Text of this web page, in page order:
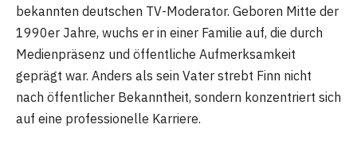
bekannten deutschen TV-Moderator. Geboren Mitte der
1990er Jahre, wuchs er in einer Familie auf, die durch
Medienpräsenz und öffentliche Aufmerksamkeit
geprägt war. Anders als sein Vater strebt Finn nicht
nach öffentlicher Bekanntheit, sondern konzentriert sich
auf eine professionelle Karriere.